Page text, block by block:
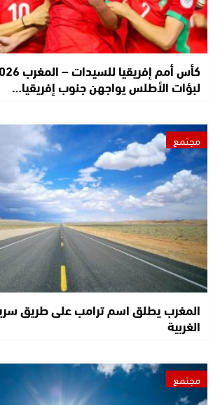
لبؤات الأطلس يواجهن جنوب إفريقيا…
مجتمع
المغرب يطلق اسم ترامب على طريق
الغربية
مجتمع